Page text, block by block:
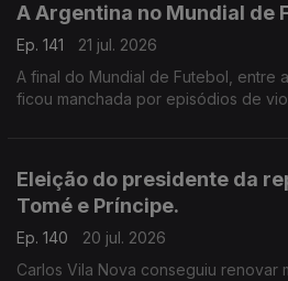
A Argentina no Mundial de
Ep. 141
21 jul. 2026
A final do Mundial de Futebol, entre
ficou manchada por episódios de
Eleição do presidente da
Tomé e Príncipe.
Ep. 140
20 jul. 2026
Carlos Vila Nova conseguiu renovar